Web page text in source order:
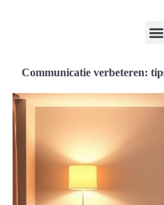
Communicatie verbeteren: